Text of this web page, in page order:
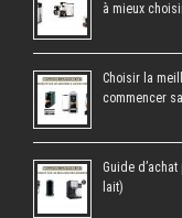
à mieux
Choisir la
commencer
Guide
lait)